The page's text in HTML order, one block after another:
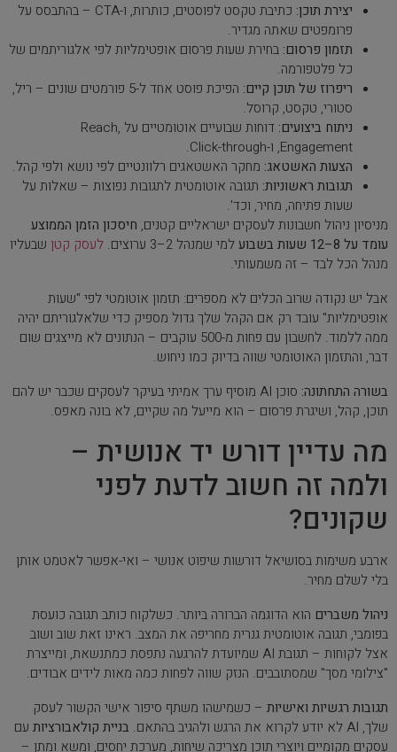
יצירת תוכן:
כתיבת טקסט לפוסטים, כותרות, ו-CTA – בהתבסס על
פרומפטים שאתה מגדיר.
תזמון פרסום: בחירת שעות פרסום אופטימליות לפי אלגוריתמים של
כל פלטפורמה.
ריפרוז של תוכן קיים:
הפיכת פוסט אחד ל-5 פורמטים שונים – ריל,
סטורי, טקסט, קרוסל.
ניתוח ביצועים:
דוחות שבועיים אוטומטיים על Reach,
Engagement, ו-Click-through.
הצעות האשטאג: מחקר האשטאגים רלוונטיים לפי נושא ולפי קהל.
תגובות ראשוניות: תגובה אוטומטית לתגובות נפוצות – שאלות על
שעות פתיחה, מחיר, וכד'.
מניסיון ניהול חשבונות לעסקים ישראליים קטנים, חיסכון הזמן הממוצע
עומד על 8–12 שעות בשבוע
למי שמנהל 2–3 ערוצים. לעסק קטן שבעליו
מנהל הכל לבד – זה משמעותי.
אבל יש נקודה שרוב הכלים לא מספרים: תזמון אוטומטי לפי "שעות
אופטימליות" עובד רק אם הקהל שלך גדול מספיק כדי שלאלגוריתם יהיה
ממה ללמוד. לחשבון עם פחות מ-500 עוקבים – הנתונים לא מייצגים שום
דבר, והתזמון האוטומטי שווה בדיוק כמו ניחוש.
בשורה התחתונה:
סוכן AI מוסיף ערך אמיתי בעיקר לעסקים שכבר יש להם
תוכן, קהל, ושיגרת פרסום – הוא מייעל מה שקיים, לא בונה מאפס.
מה עדיין דורש יד אנושית –
ולמה זה חשוב לדעת לפני
שקונים?
ארבע משימות בסושיאל דורשות שיפוט אנושי – ואי-אפשר לאטמט אותן
בלי לשלם מחיר.
ניהול משברים הוא הדוגמה הברורה ביותר. כשלקוח כותב תגובה כועסת
בפומבי, תגובה אוטומטית גנרית מחריפה את המצב. ראינו זאת שוב ושוב
אצל לקוחות – תגובת AI שמיועדת להרגעה נתפסת כמתנשאת, ומייצרת
"צילומי מסך" שמסתובבים. הנזק שווה לפחות כמה מאות לידים אבודים.
תגובות רגשיות ואישיות – כשמישהו משתף סיפור אישי הקשור לעסק
שלך, AI לא יודע לקרוא את הרגש ולהגיב בהתאם.
בניית קולאבורציות עם
עסקים מקומיים ויוצרי תוכן מצריכה שיחות, מערכת יחסים, ומשא ומתן –